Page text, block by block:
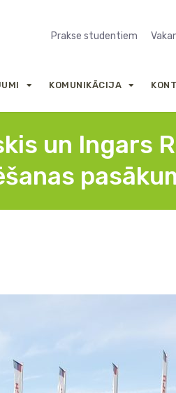
Prakse studentiem
KOMUNIKĀCIJA
un Ingars